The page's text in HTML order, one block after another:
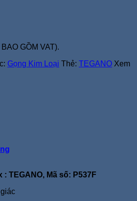
GỒM VAT).
Gọng Kim Loại Thẻ: TEGANO Xem
TEGANO, Mã số: P537F